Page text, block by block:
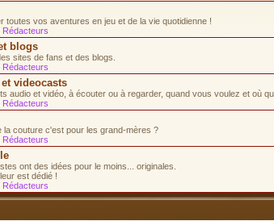
toutes vos aventures en jeu et de la vie quotidienne !
Rédacteurs
blogs
sites de fans et des blogs.
Rédacteurs
videocasts
audio et vidéo, à écouter ou à regarder, quand vous voulez et où
Rédacteurs
la couture c'est pour les grand-mères ?
Rédacteurs
ont des idées pour le moins... originales.
est dédié !
Rédacteurs